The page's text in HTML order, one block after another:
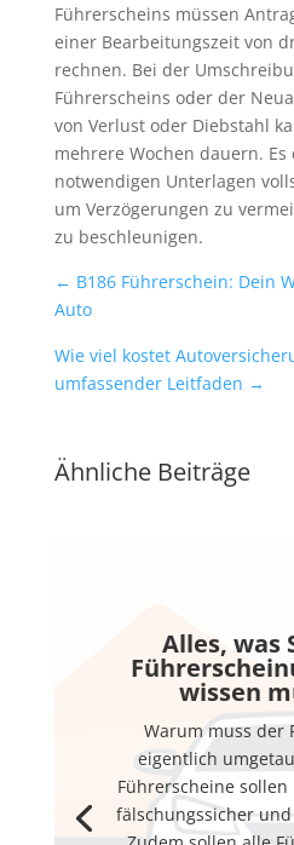
Führerscheins müssen
einer Bearbeitungszeit von
rechnen. Bei der
Führerscheins oder der
von Verlust oder Diebstahl
mehrere Wochen dauern.
notwendigen Unterlagen
um Verzögerungen zu
zu beschleunigen.
← B186 Führerschein: Dein
Auto
Wie viel kostet
umfassender Leitfaden →
Ähnliche Beiträge
Alles, was
wissen
Warum muss der
eigentlich
Führerscheine sollen
fälschungssicher